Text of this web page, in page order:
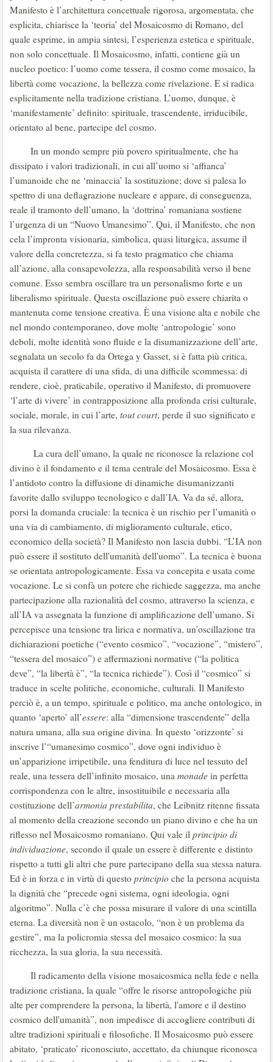
Manifesto è l’architettura concettuale rigorosa, argomentata, che
esplicita, chiarisce la ‘teoria’ del Mosaicosmo di Romano, del
quale esprime, in ampia sintesi, l’esperienza estetica e spirituale,
non solo concettuale. Il Mosaicosmo, infatti, contiene già un
nucleo poetico: l’uomo come tessera, il cosmo come mosaico, la
libertà come vocazione, la bellezza come rivelazione. E si radica
esplicitamente nella tradizione cristiana. L’uomo, dunque, è
‘manifestamente’ definito: spirituale, trascendente, irriducibile,
orientato al bene, partecipe del cosmo.
In un mondo sempre più povero spiritualmente, che ha
dissipato i valori tradizionali, in cui all’uomo si ‘affianca’
l’umanoide che ne ‘minaccia’ la sostituzione; dove si palesa lo
spettro di una deflagrazione nucleare e appare, di conseguenza,
reale il tramonto dell’umano, la ‘dottrina’ romaniana sostiene
l’urgenza di un “Nuovo Umanesimo”. Qui, il Manifesto, che non
cela l’impronta visionaria, simbolica, quasi liturgica, assume il
valore della concretezza, si fa testo pragmatico che chiama
all’azione, alla consapevolezza, alla responsabilità verso il bene
comune. Esso sembra oscillare tra un personalismo forte e un
liberalismo spirituale. Questa oscillazione può essere chiarita o
mantenuta come tensione creativa. È una visione alta e nobile che
nel mondo contemporaneo, dove molte ‘antropologie’ sono
deboli, molte identità sono fluide e la disumanizzazione dell’arte,
segnalata un secolo fa da Ortega y Gasset, si è fatta più critica,
acquista il carattere di una sfida, di una difficile scommessa: di
rendere, cioè, praticabile, operativo il Manifesto, di promuovere
‘l’arte di vivere’ in contrapposizione alla profonda crisi culturale,
sociale, morale, in cui l’arte, tout court, perde il suo significato e
la sua rilevanza.
La cura dell’umano, la quale ne riconosce la relazione col
divino è il fondamento e il tema centrale del Mosaicosmo. Essa è
l’antidoto contro la diffusione di dinamiche disumanizzanti
favorite dallo sviluppo tecnologico e dall’IA. Va da sé, allora,
porsi la domanda cruciale: la tecnica è un rischio per l’umanità o
una via di cambiamento, di miglioramento culturale, etico,
economico della società? Il Manifesto non lascia dubbi. “L’IA non
può essere il sostituto dell'umanità dell'uomo”. La tecnica è buona
se orientata antropologicamente. Essa va concepita e usata come
vocazione. Le si confà un potere che richiede saggezza, ma anche
partecipazione alla razionalità del cosmo, attraverso la scienza, e
all’IA va assegnata la funzione di amplificazione dell’umano. Si
percepisce una tensione tra lirica e normativa, un’oscillazione tra
dichiarazioni poetiche (“evento cosmico”, “vocazione”, “mistero”,
“tessera del mosaico”) e affermazioni normative (“la politica
deve”, “la libertà è”, “la tecnica richiede”). Così il “cosmico” si
traduce in scelte politiche, economiche, culturali. Il Manifesto
perciò è, a un tempo, spirituale e politico, ma anche ontologico, in
quanto ‘aperto’ all’essere: alla “dimensione trascendente” della
natura umana, alla sua origine divina. In questo ‘orizzonte’ si
inscrive l’“umanesimo cosmico”, dove ogni individuo è
un’apparizione irripetibile, una fenditura di luce nel tessuto del
reale, una tessera dell’infinito mosaico, una monade in perfetta
corrispondenza con le altre, insostituibile e necessaria alla
costituzione dell’armonia prestabilita, che Leibnitz ritenne fissata
al momento della creazione secondo un piano divino e che ha un
riflesso nel Mosaicosmo romaniano. Qui vale il principio di
individuazione, secondo il quale un essere è differente e distinto
rispetto a tutti gli altri che pure partecipano della sua stessa natura.
Ed è in forza e in virtù di questo principio che la persona acquista
la dignità che “precede ogni sistema, ogni ideologia, ogni
algoritmo”. Nulla c’è che possa misurare il valore di una scintilla
eterna. La diversità non è un ostacolo, “non è un problema da
gestire”, ma la policromia stessa del mosaico cosmico: la sua
ricchezza, la sua gloria, la sua necessità.
Il radicamento della visione mosaicosmica nella fede e nella
tradizione cristiana, la quale “offre le risorse antropologiche più
alte per comprendere la persona, la libertà, l'amore e il destino
cosmico dell'umanità”, non impedisce di accogliere contributi di
altre tradizioni spirituali e filosofiche. Il Mosaicosmo può essere
abitato, ‘praticato’ riconosciuto, accettato, da chiunque riconosca